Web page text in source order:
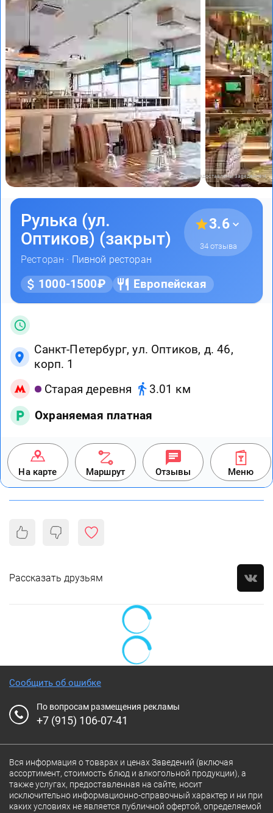
Фото предоставлены заведением
Рулька (ул.
Оптиков) (закрыт)
Ресторан · Пивной ресторан
3.6
34 отзыва
1000-1500₽ Европейская
Санкт-Петербург, ул. Оптиков, д. 46,
корп. 1
Старая деревня
3.01 км
Охраняемая платная
На карте Маршрут Отзывы Меню
Рассказать друзьям
Сообщить об ошибке
По вопросам размещения рекламы
+7 (915) 106-07-41
Вся информация о товарах и ценах Заведений (включая
ассортимент, стоимость блюд и алкогольной продукции), а
также услугах, предоставленная на сайте, носит
исключительно информационно-справочный характер и ни при
каких условиях не является публичной офертой, определяемой